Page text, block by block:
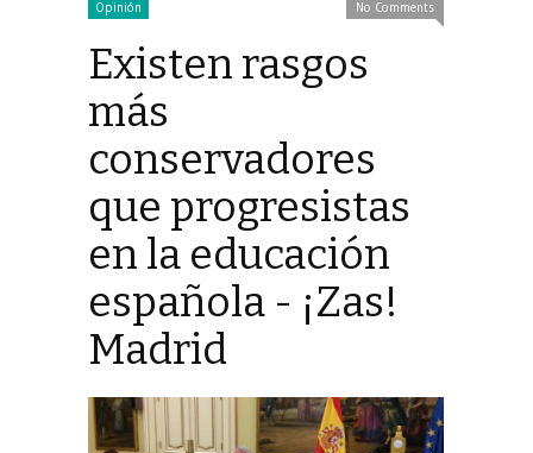
Opinión No Comments
Existen rasgos
más
conservadores
que progresistas
en la educación
española - ¡Zas!
Madrid